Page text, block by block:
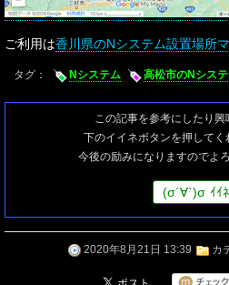
ご利用は香川県のNシステム設置場所
タグ： Nシステム 高松市のNシス
この記事を参考にしたり興
下のイイネボタンを押してく
今後の励みになりますのでよ
(σ´∀`)σ ｲｲ
2020年8月21日 13:39 カ